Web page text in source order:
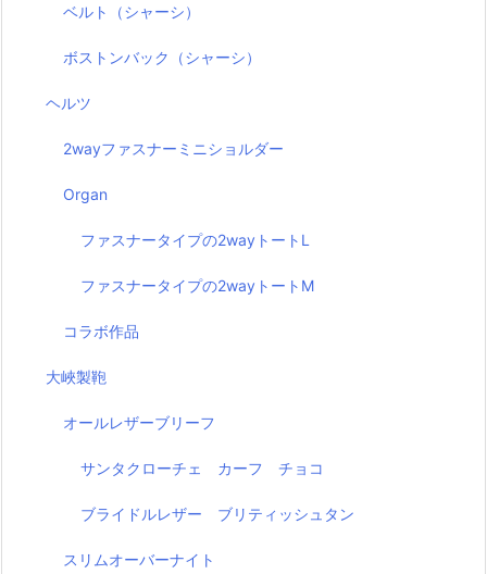
ベルト（シャーシ）
ボストンバック（シャーシ）
ヘルツ
2wayファスナーミニショルダー
Organ
ファスナータイプの2wayトートL
ファスナータイプの2wayトートM
コラボ作品
大峽製鞄
オールレザーブリーフ
サンタクローチェ カーフ チョコ
ブライドルレザー ブリティッシュタン
スリムオーバーナイト